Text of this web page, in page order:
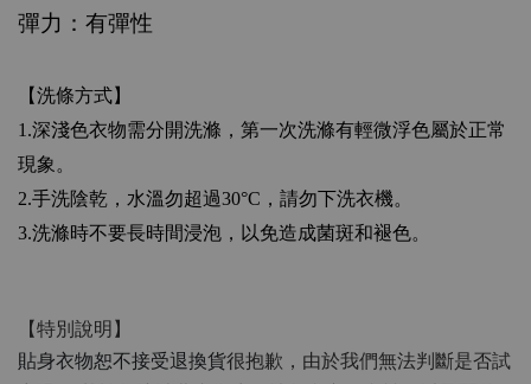
彈力：有彈性
【洗條方式】
1.深淺色衣物需分開洗滌，第一次洗滌有輕微浮色屬於正常
現象。
2.手洗陰乾，水溫勿超過30°C ，請勿下洗衣機。
3.洗滌時不要長時間浸泡，以免造成菌斑和褪色。
【特別說明】
貼身衣物恕不接受退換貨很抱歉，由於我們無法判斷是否試